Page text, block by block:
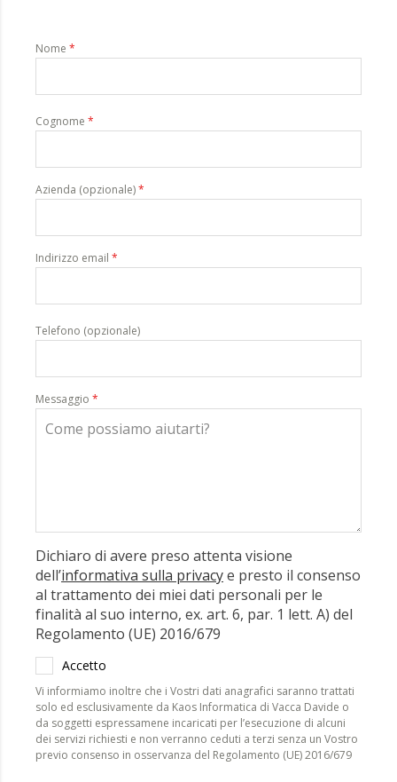
Nome *
Cognome *
Azienda (opzionale)*
Indirizzo email *
Telefono (opzionale)
Messaggio *
Dichiaro di avere preso attenta visione
dell’informativa sulla privacye presto il consenso
al trattamento dei miei dati personali per le
finalità al suo interno, ex. art. 6, par. 1 lett. A) del
Regolamento (UE) 2016/679
Accetto
Vi informiamo inoltre che i Vostri dati anagrafici saranno trattati
solo ed esclusivamente da Kaos Informatica di Vacca Davide o
da soggetti espressamene incaricati per l’esecuzione di alcuni
dei servizi richiesti e non verranno ceduti a terzi senza un Vostro
previo consenso in osservanza del Regolamento (UE) 2016/679